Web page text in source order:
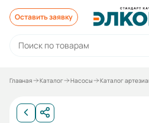
Оставить заявку
Главная Каталог Насосы Каталог